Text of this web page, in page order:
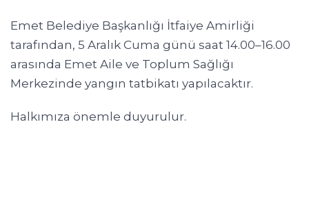
Emet Belediye Başkanlığı İtfaiye Amirliği
tarafından, 5 Aralık Cuma günü saat 14.00–16.00
arasında Emet Aile ve Toplum Sağlığı
Merkezinde yangın tatbikatı yapılacaktır.
Halkımıza önemle duyurulur.